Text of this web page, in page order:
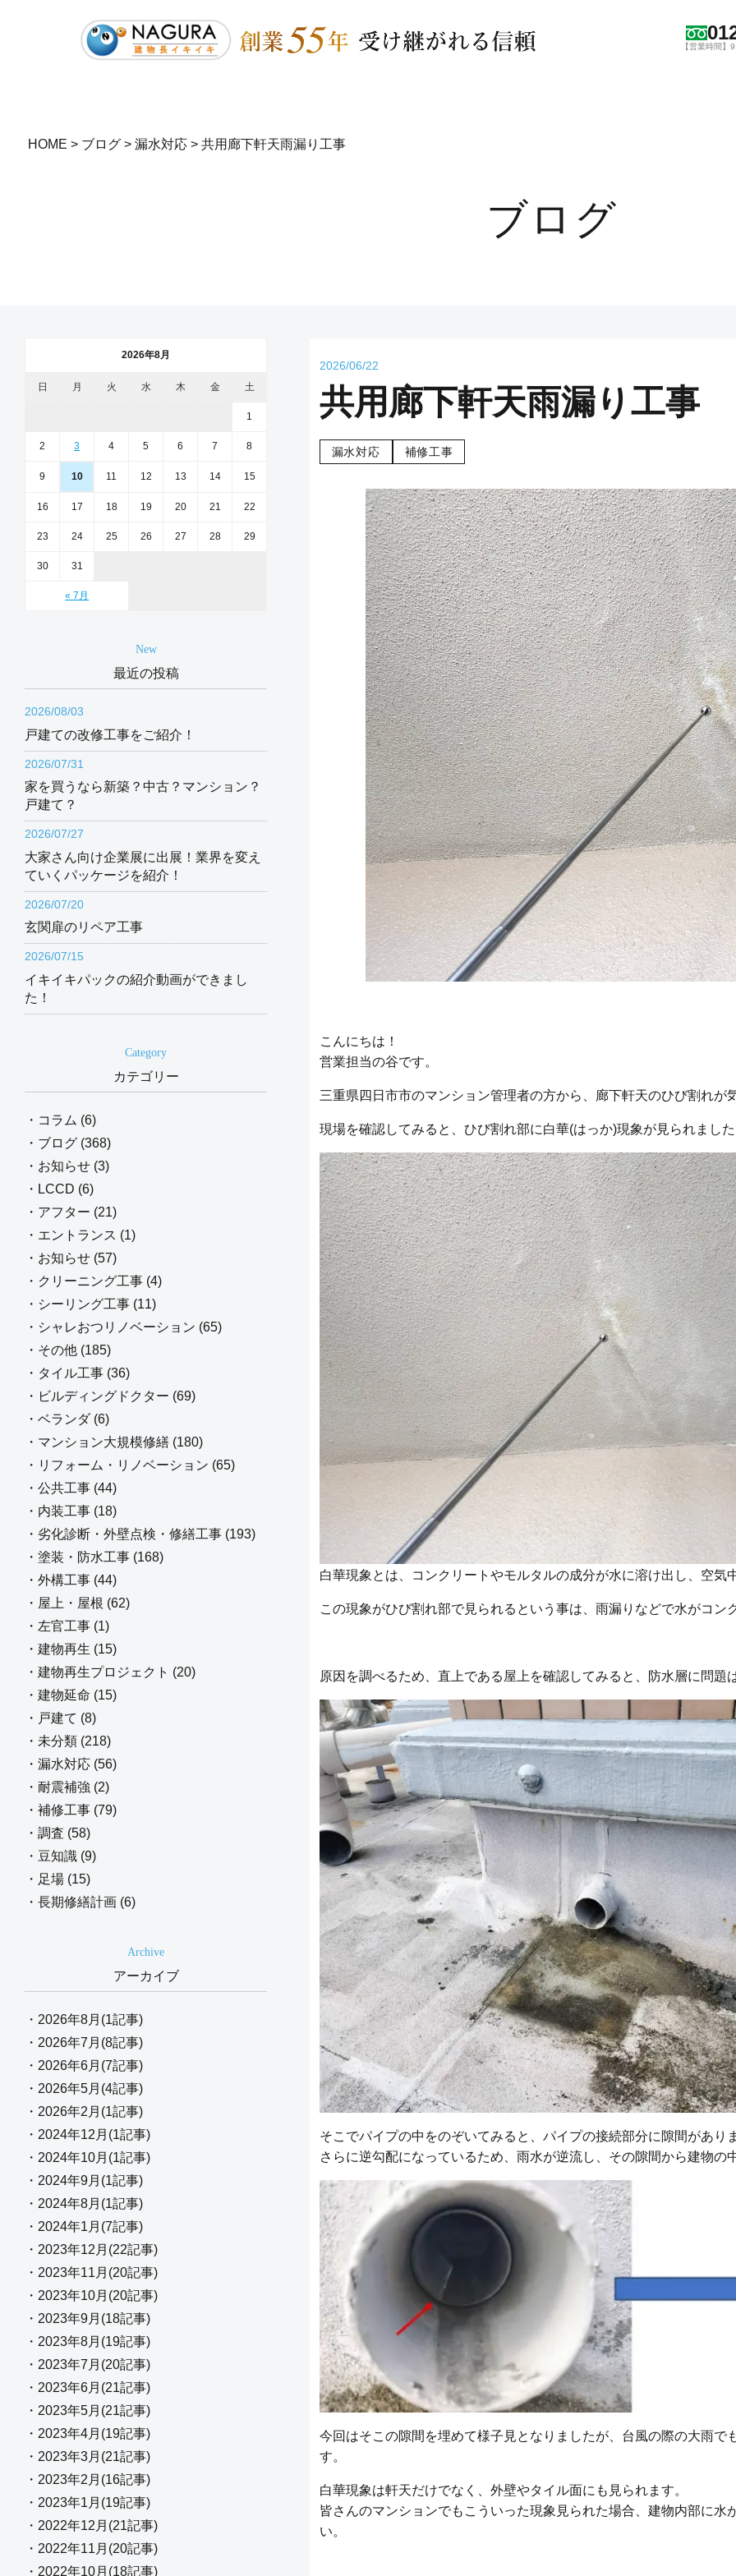
【営業時間
HOME > ブログ> 漏水対応> 共用廊下軒天雨漏り工事
ブログ
2026/06/22
共用廊下軒天雨漏り工事
漏水対応 補修工事
こんにちは！
営業担当の谷です。
三重県四日市市のマンション管理者の方から、廊下軒天のひび割れ
現場を確認してみると、ひび割れ部に白華(はっか)現象が見られまし
白華現象とは、コンクリートやモルタルの成分が水に溶け出し、空気
この現象がひび割れ部で見られるという事は、雨漏りなどで水がコ
原因を調べるため、直上である屋上を確認してみると、防水層に問題
そこでパイプの中をのぞいてみると、パイプの接続部分に隙間があり
さらに逆勾配になっているため、雨水が逆流し、その隙間から建物の
今回はそこの隙間を埋めて様子見となりましたが、台風の際の大雨
す。
白華現象は軒天だけでなく、外壁やタイル面にも見られます。
皆さんのマンションでもこういった現象見られた場合、建物内部に
い。
2026年8月
日 月 火 水 木 金 土
« 7月
1
2 3 4 5 6 7 8
9 10 11 12 13 14 15
16 17 18 19 20 21 22
23 24 25 26 27 28 29
30 31
New
最近の投稿
2026/08/03
戸建ての改修工事をご紹介！
2026/07/31
家を買うなら新築？中古？マンション？
戸建て？
2026/07/27
大家さん向け企業展に出展！業界を変え
ていくパッケージを紹介！
2026/07/20
玄関扉のリペア工事
2026/07/15
イキイキパックの紹介動画ができまし
た！
Category
カテゴリー
・コラム (6)
・ブログ (368)
・お知らせ (3)
・LCCD (6)
・アフター (21)
・エントランス (1)
・お知らせ (57)
・クリーニング工事 (4)
・シーリング工事 (11)
・シャレおつリノベーション (65)
・その他 (185)
・タイル工事 (36)
・ビルディングドクター (69)
・ベランダ (6)
・マンション大規模修繕 (180)
・リフォーム・リノベーション (65)
・公共工事 (44)
・内装工事 (18)
・劣化診断・外壁点検・修繕工事 (193)
・塗装・防水工事 (168)
・外構工事 (44)
・屋上・屋根 (62)
・左官工事 (1)
・建物再生 (15)
・建物再生プロジェクト (20)
・建物延命 (15)
・戸建て (8)
・未分類 (218)
・漏水対応 (56)
・耐震補強 (2)
・補修工事 (79)
・調査 (58)
・豆知識 (9)
・足場 (15)
・長期修繕計画 (6)
Archive
アーカイブ
・2026年8月(1記事)
・2026年7月(8記事)
・2026年6月(7記事)
・2026年5月(4記事)
・2026年2月(1記事)
・2024年12月(1記事)
・2024年10月(1記事)
・2024年9月(1記事)
・2024年8月(1記事)
・2024年1月(7記事)
・2023年12月(22記事)
・2023年11月(20記事)
・2023年10月(20記事)
・2023年9月(18記事)
・2023年8月(19記事)
・2023年7月(20記事)
・2023年6月(21記事)
・2023年5月(21記事)
・2023年4月(19記事)
・2023年3月(21記事)
・2023年2月(16記事)
・2023年1月(19記事)
・2022年12月(21記事)
・2022年11月(20記事)
・2022年10月(18記事)